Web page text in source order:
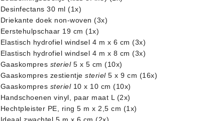
Desinfectans 30 ml (1x)
Driekante doek non-woven (3x)
Eerstehulpschaar 19 cm (1x)
Elastisch hydrofiel windsel 4 m x 6 cm (3x)
Elastisch hydrofiel windsel 4 m x 8 cm (3x)
Gaaskompres steriel5 x 5 cm (10x)
Gaaskompres zestientje steriel 5 x 9 cm (16x)
Gaaskompres steriel10 x 10 cm (10x)
Handschoenen vinyl, paar maat L (2x)
Hechtpleister PE, ring 5 m x 2,5 cm (1x)